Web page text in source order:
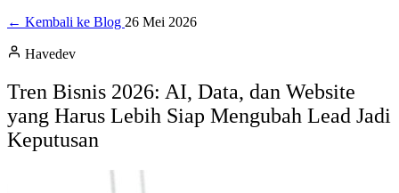
← Kembali ke Blog 26 Mei 2026
Havedev
Tren Bisnis 2026: AI, Data, dan Website
yang Harus Lebih Siap Mengubah Lead Jadi
Keputusan